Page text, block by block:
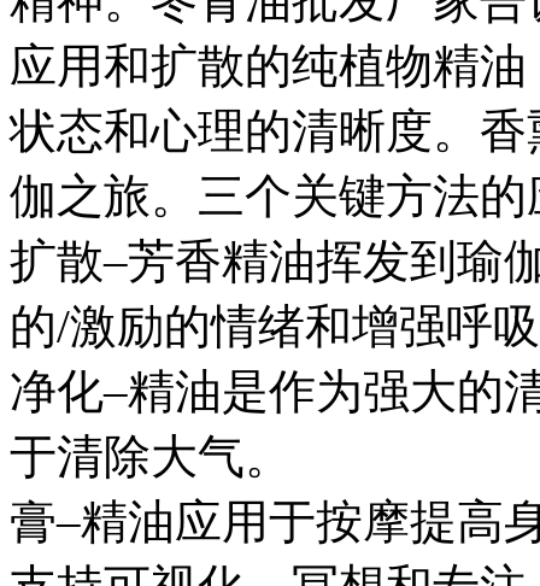
应用和扩散的纯植物精
状态和心理的清晰度。
伽之旅。三个关键方法的
扩散–芳香精油挥发到瑜
的/激励的情绪和增强呼
净化–精油是作为强大的
于清除大气。
膏–精油应用于按摩提高